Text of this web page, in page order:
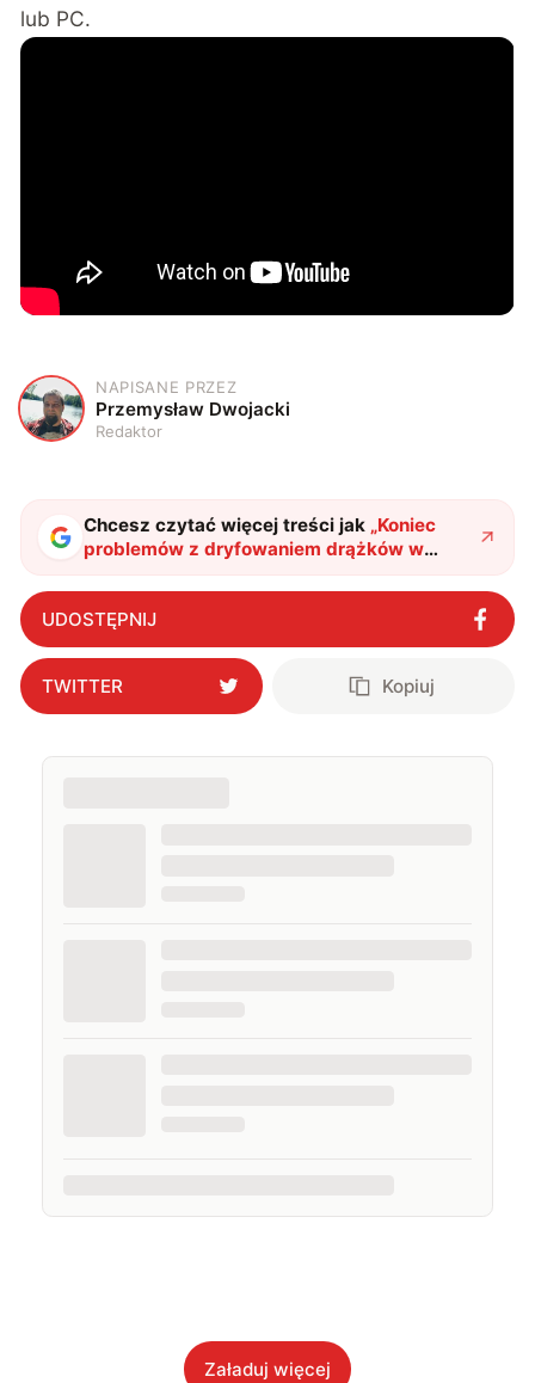
lub PC.
P
NAPISANE PRZEZ
Przemysław Dwojacki
Redaktor
Chcesz czytać więcej treści jak „Koniec
problemów z dryfowaniem drążków w
kontrolerach. Victrix Pro BFG Reloaded
wprowadza technologię Halla"?
UDOSTĘPNIJ
TWITTER Kopiuj
Załaduj więcej